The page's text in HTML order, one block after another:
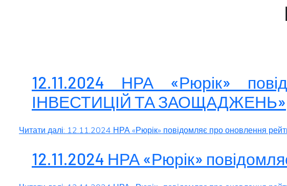
12.11.2024 НРА «Рюрік»
ІНВЕСТИЦІЙ ТА ЗАОЩАДЖЕНЬ»
Читати далі: 12.11.2024 НРА «Рюрік» повідомляє про оновлення
12.11.2024 НРА «Рюрік»